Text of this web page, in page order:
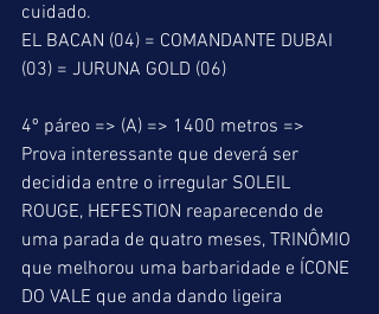
cuidado.
EL BACAN (04) = COMANDANTE DUBAI
(03) = JURUNA GOLD (06)
4º páreo => (A) => 1400 metros =>
Prova interessante que deverá ser
decidida entre o irregular SOLEIL
ROUGE, HEFESTION reaparecendo de
uma parada de quatro meses, TRINÔMIO
que melhorou uma barbaridade e ÍCONE
DO VALE que anda dando ligeira